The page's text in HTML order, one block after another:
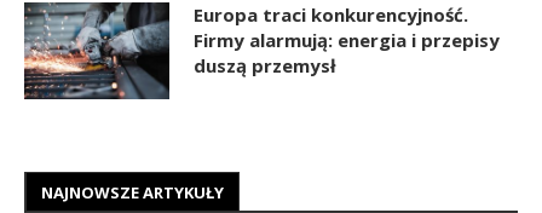
Europa traci konkurencyjność.
Firmy alarmują: energia i przepisy
duszą przemysł
NAJNOWSZE ARTYKUŁY